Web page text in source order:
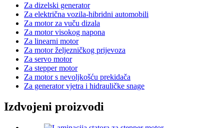
Za dizelski generator
Za električna vozila-hibridni automobili
Za motor za vuču dizala
Za motor visokog napona
Za linearni motor
Za motor željezničkog prijevoza
Za servo motor
Za stepper motor
Za motor s nevoljkošću prekidača
Za generator vjetra i hidrauličke snage
Izdvojeni proizvodi